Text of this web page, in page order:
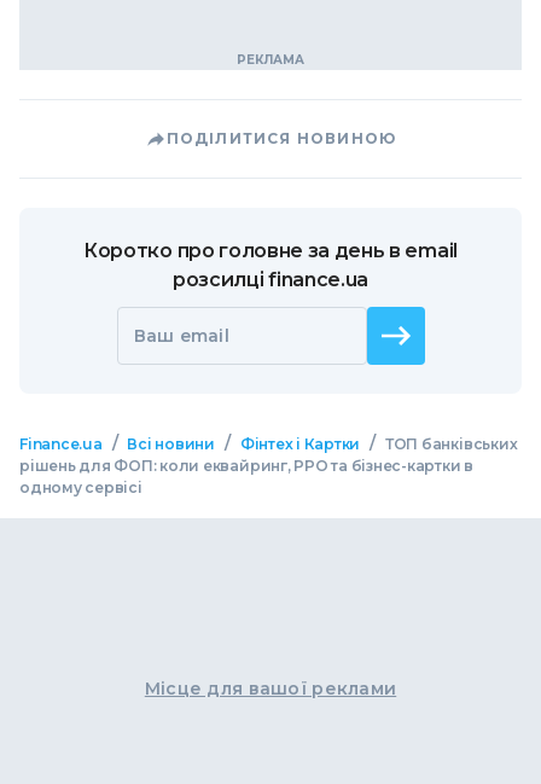
ПОДІЛИТИСЯ НОВИНОЮ
Коротко про головне за день в email
розсилці finance.ua
Ваш email
Finance.ua / Всі новини / Фінтех і Картки / ТОП банківських
рішень для ФОП: коли еквайринг, РРО та бізнес-картки в
одному сервісі
Місце для вашої реклами